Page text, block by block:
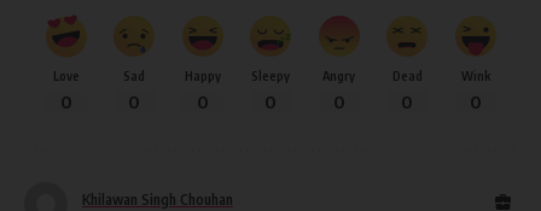
Love
0
Sad
0
Happy
0
Sleepy
0
Angry
0
Dead
0
Wink
0
Khilawan Singh Chouhan